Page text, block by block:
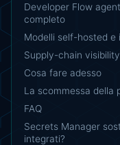
Developer Flow
completo
Modelli self-hosted e
Supply-chain
Cosa fare adesso
La scommessa della
FAQ
Secrets Manager
integrati?